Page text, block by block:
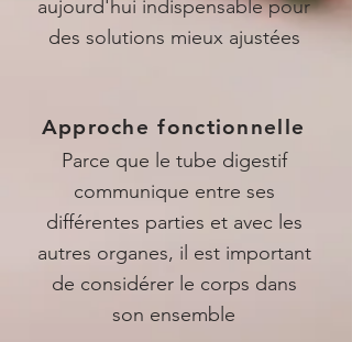
aujourd'hui indispensable pour
des solutions mieux ajustées
Approche fonctionnelle
Parce que le tube digestif
communique entre ses
différentes parties et avec les
autres organes, il est important
de considérer le corps dans
son ensemble